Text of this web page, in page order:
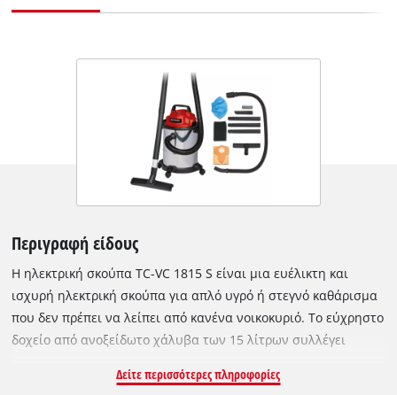
Περιγραφή είδους
Η ηλεκτρική σκούπα TC-VC 1815 S είναι μια ευέλικτη και
ισχυρή ηλεκτρική σκούπα για απλό υγρό ή στεγνό καθάρισμα
που δεν πρέπει να λείπει από κανένα νοικοκυριό. Το εύχρηστο
δοχείο από ανοξείδωτο χάλυβα των 15 λίτρων συλλέγει
χωρίς να αφήνει υπολείμματα. Χάρη στον ισχυρό κινητήρα
Δείτε περισσότερες πληροφορίες